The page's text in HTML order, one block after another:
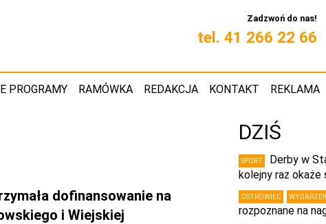
Zadzwoń do nas!
tel. 41 266 22 66
PROGRAMY RAMÓWKA REDAKCJA KONTAKT REKLAMA
dofinansowanie na
i Wiejskiej
DZIŚ
SPORT
Derby w
kolejny raz okaże
OSTROWIEC
rozpoznane na